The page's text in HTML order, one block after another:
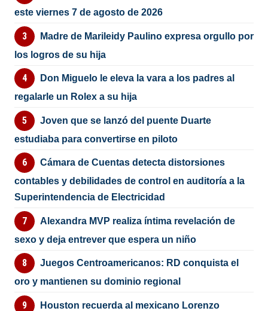
este viernes 7 de agosto de 2026
Madre de Marileidy Paulino expresa orgullo por
los logros de su hija
Don Miguelo le eleva la vara a los padres al
regalarle un Rolex a su hija
Joven que se lanzó del puente Duarte
estudiaba para convertirse en piloto
Cámara de Cuentas detecta distorsiones
contables y debilidades de control en auditoría a la
Superintendencia de Electricidad
Alexandra MVP realiza íntima revelación de
sexo y deja entrever que espera un niño
Juegos Centroamericanos: RD conquista el
oro y mantienen su dominio regional
Houston recuerda al mexicano Lorenzo